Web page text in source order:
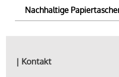
Nachhaltige
| Kontakt